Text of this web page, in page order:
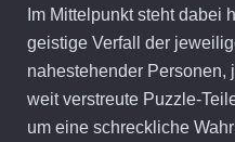
Im Mittelpunkt steht dabei
geistige Verfall der
nahestehender Personen,
weit verstreute Puzzle-
um eine schreckliche